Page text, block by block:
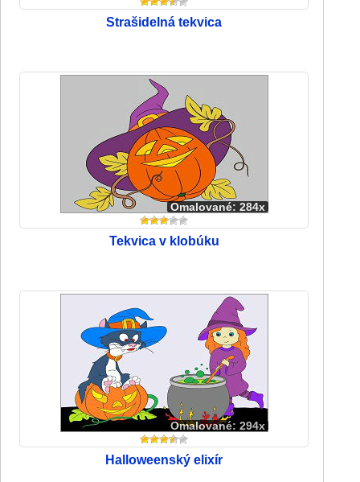
Strašidelná tekvica
Omalované: 284x
Tekvica v klobúku
Omalované: 294x
Halloweenský elixír